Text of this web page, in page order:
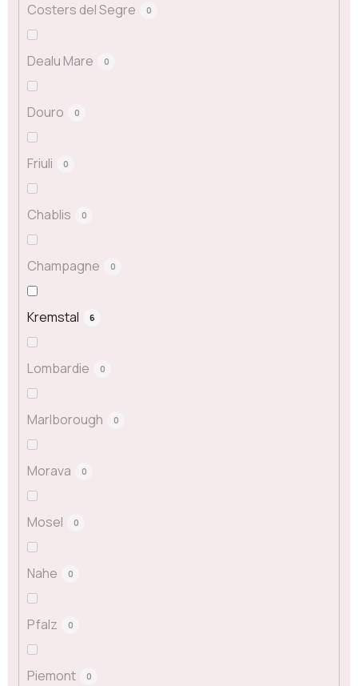
Costers del Segre 0
Dealu Mare 0
Douro 0
Friuli 0
Chablis 0
Champagne 0
Kremstal 6
Lombardie 0
Marlborough 0
Morava 0
Mosel 0
Nahe 0
Pfalz 0
Piemont 0